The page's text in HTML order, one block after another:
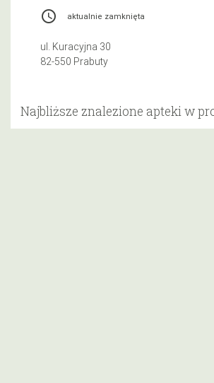
access_time aktualnie zamknięta
ul. Kuracyjna 30
82-550 Prabuty
Najbliższe znalezione apteki w